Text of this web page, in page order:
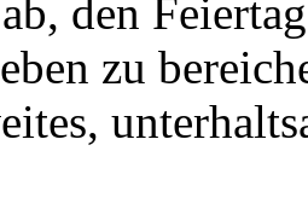
den
zu